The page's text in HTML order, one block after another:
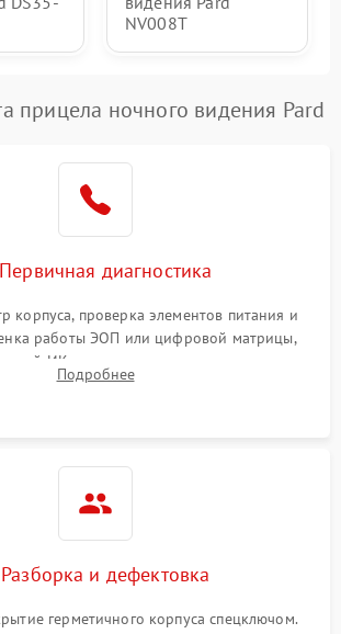
NV008T
прицела ночного видения Pard
диагностика
корпуса, проверка элементов питания и
работы ЭОП или цифровой матрицы,
ИК-подсветки и механизма выверки
Выявление видимых дефектов оптики и
Подробнее
и дефектовка
герметичного корпуса спецключом.